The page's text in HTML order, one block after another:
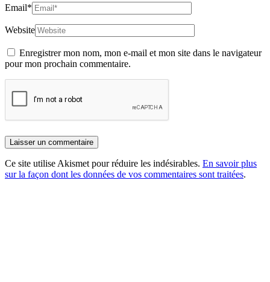
Email*
Website
Enregistrer mon nom, mon e-mail et mon site dans le navigateur
pour mon prochain commentaire.
Ce site utilise Akismet pour réduire les indésirables. En savoir plus
sur la façon dont les données de vos commentaires sont traitées.